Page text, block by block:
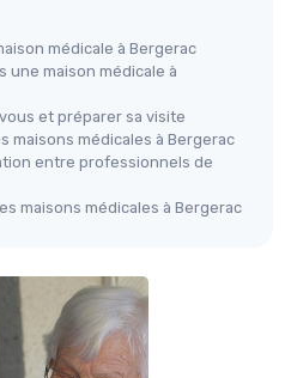
médicale à Bergerac
une maison médicale à
et préparer sa visite
maisons médicales à Bergerac
entre professionnels de
maisons médicales à Bergerac